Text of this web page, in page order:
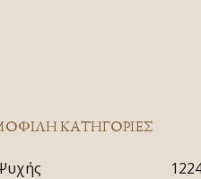
ΚΑΤΗΓΟΡΙΕΣ